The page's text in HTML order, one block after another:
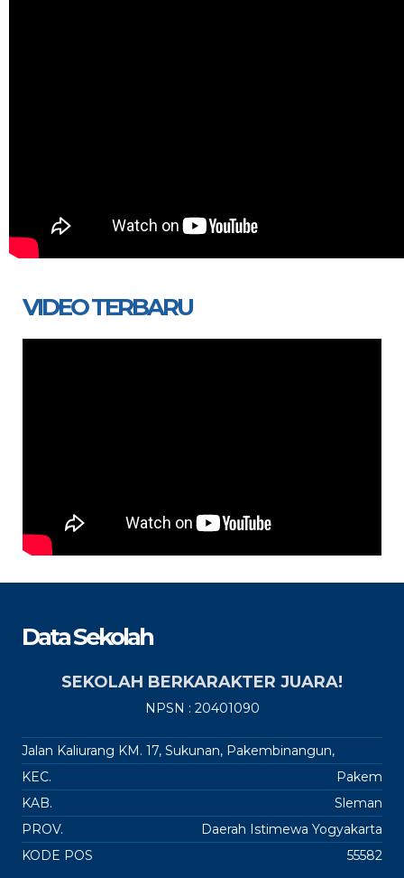
VIDEO TERBARU
Data Sekolah
SEKOLAH BERKARAKTER JUARA!
NPSN : 20401090
Jalan Kaliurang KM. 17, Sukunan, Pakembinangun,
KEC.
Pakem
KAB.
Sleman
PROV.
Daerah Istimewa Yogyakarta
KODE POS
55582